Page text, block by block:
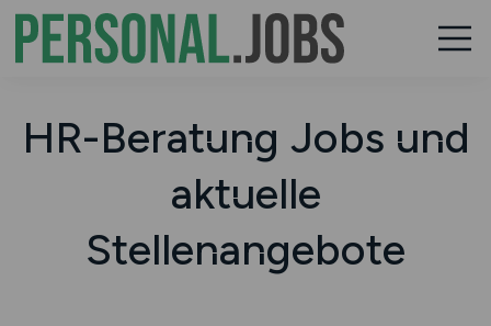
HR-Beratung Jobs und
aktuelle
Stellenangebote